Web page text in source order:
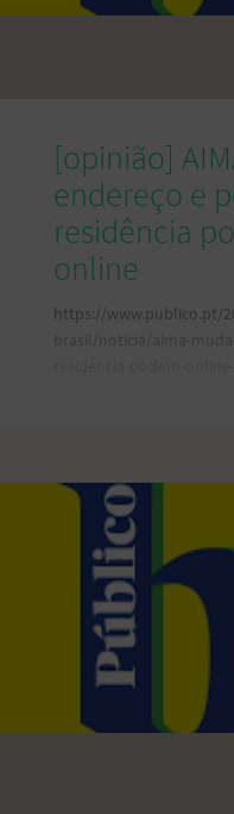
[opinião]
endereço e
residência
online
https://www.publico.pt/
brasil/noticia/aima-